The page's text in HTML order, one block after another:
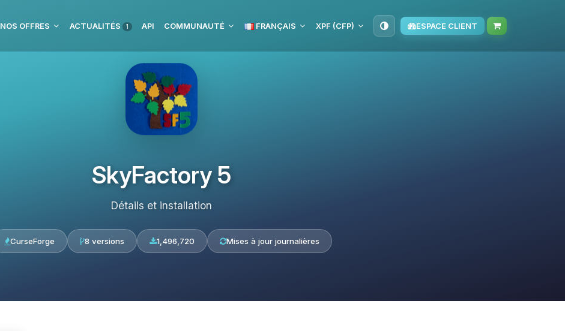
NOS OFFRES ACTUALITÉS 1 API COMMUNAUTÉ FRANÇAIS XPF (CFP) ESPACE CLIENT
SkyFactory 5
Détails et installation
CurseForge 8 versions 1,496,720 Mises à jour journalières